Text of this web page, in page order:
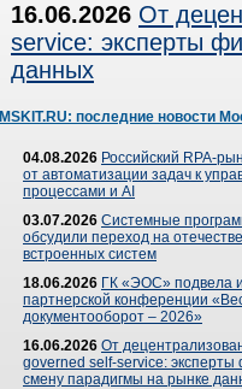
16.06.2026 От
service: эксперты
данных
MSKIT.RU: последние новости
04.08.2026 Российский RPA-
от автоматизации задач к
процессами и AI
03.07.2026 Системные
обсудили переход на
встроенных систем
18.06.2026 ГК «ЭОС» подвела
партнерской конференции
документооборот – 2026»
16.06.2026 От
governed self-service: эксперты
смену парадигмы на рынке